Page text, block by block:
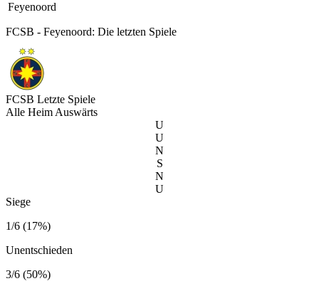
Feyenoord
FCSB - Feyenoord: Die letzten Spiele
FCSB Letzte Spiele
Alle Heim Auswärts
U
U
N
S
N
U
Siege
1/6 (17%)
Unentschieden
3/6 (50%)